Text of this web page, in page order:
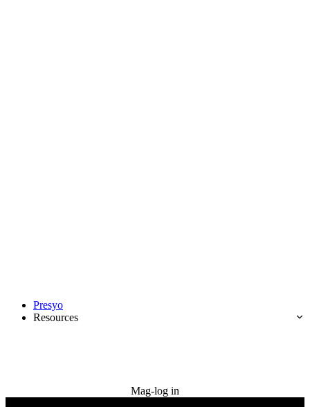
Presyo
Resources
Mag-log in